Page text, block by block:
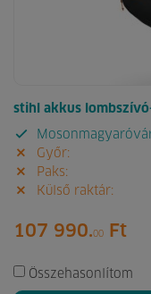
stihl akkus
Győr:
Paks:
Külső raktár:
107 990.00 Ft
Összehasonlítom